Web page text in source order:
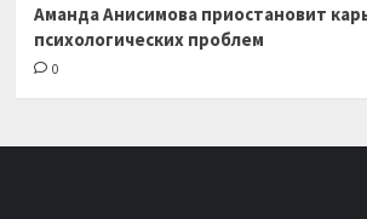
Аманда Анисимова приостановит
психологических проблем
0